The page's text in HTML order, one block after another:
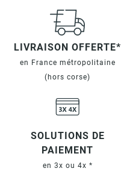
LIVRAISON OFFERTE*
en France métropolitaine
(hors corse)
SOLUTIONS DE
PAIEMENT
en 3x ou 4x *